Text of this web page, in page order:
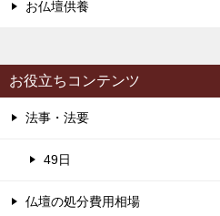
お仏壇供養
お役立ちコンテンツ
法事・法要
49日
仏壇の処分費用相場